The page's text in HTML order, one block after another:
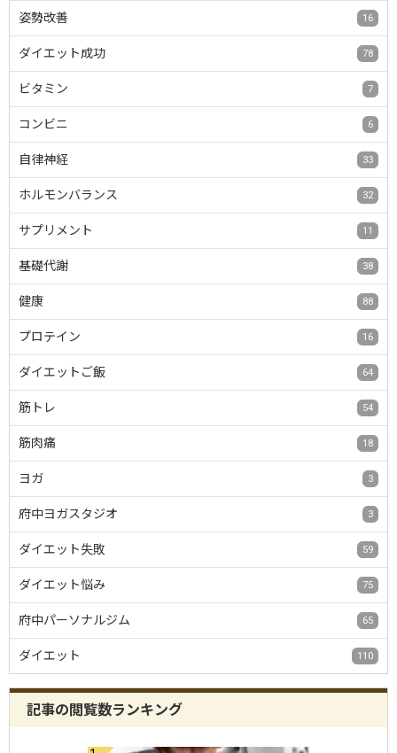
姿勢改善 16
ダイエット成功 78
ビタミン 7
コンビニ 6
自律神経 33
ホルモンバランス 32
サプリメント 11
基礎代謝 38
健康 88
プロテイン 16
ダイエットご飯 64
筋トレ 54
筋肉痛 18
ヨガ 3
府中ヨガスタジオ 3
ダイエット失敗 59
ダイエット悩み 75
府中パーソナルジム 65
ダイエット 110
記事の閲覧数ランキング